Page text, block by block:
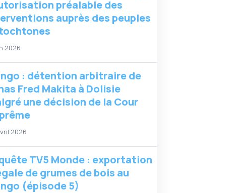
préalable des
auprès des peuples
2026
: détention arbitraire de
Fred Makita à Dolisie
une décision de la Cour
2026
TV5 Monde : exportation
de grumes de bois au
(épisode 5)